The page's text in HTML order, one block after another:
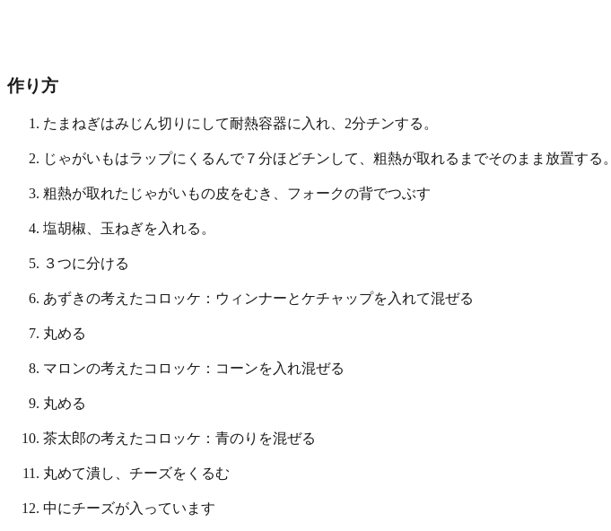
作り方
たまねぎはみじん切りにして耐熱容器に入れ、2分チンする。
じゃがいもはラップにくるんで７分ほどチンして、粗熱が取れるまでそのまま放置する。
粗熱が取れたじゃがいもの皮をむき、フォークの背でつぶす
塩胡椒、玉ねぎを入れる。
３つに分ける
あずきの考えたコロッケ：ウィンナーとケチャップを入れて混ぜる
丸める
マロンの考えたコロッケ：コーンを入れ混ぜる
丸める
茶太郎の考えたコロッケ：青のりを混ぜる
丸めて潰し、チーズをくるむ
中にチーズが入っています